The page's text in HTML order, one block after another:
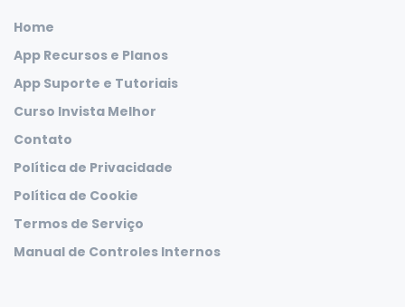
Home
App Recursos e Planos
App Suporte e Tutoriais
Curso Invista Melhor
Contato
Política de Privacidade
Política de Cookie
Termos de Serviço
Manual de Controles Internos